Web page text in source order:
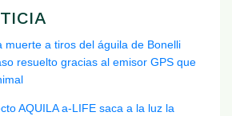
muerte a tiros del águila de Bonelli
resuelto gracias al emisor GPS que
AQUILA a-LIFE saca a la luz la